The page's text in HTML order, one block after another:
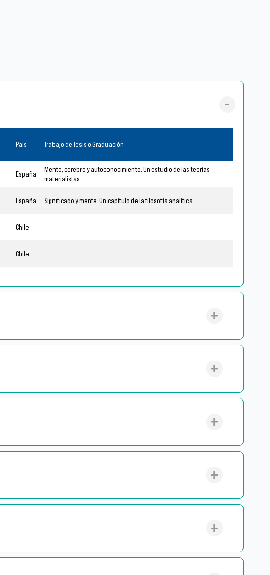
País Trabajo de Tesis o Graduación
España
Mente, cerebro y autoconocimiento. Un estudio de las teorías
materialistas
España Significado y mente. Un capítulo de la filosofía analítica
Chile
Chile